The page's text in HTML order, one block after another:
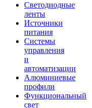
Светодиодные
ленты
Источники
питания
Системы
управления
и
автоматизации
Алюминиевые
профили
Функциональный
свет